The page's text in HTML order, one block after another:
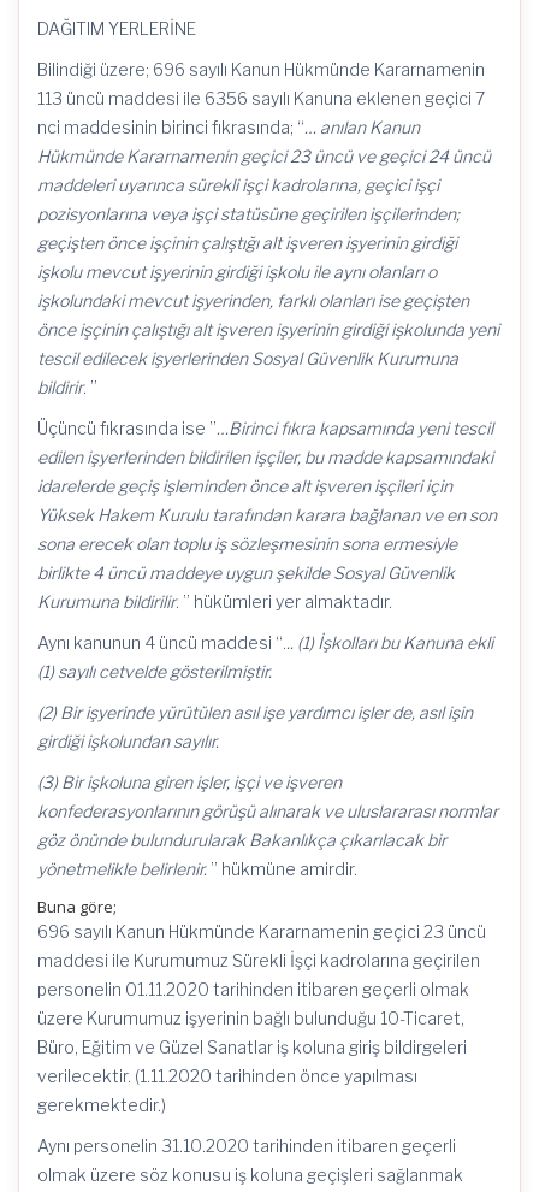
DAĞITIM YERLERİNE
Bilindiği üzere; 696 sayılı Kanun Hükmünde Kararnamenin
113 üncü maddesi ile 6356 sayılı Kanuna eklenen geçici 7
nci maddesinin birinci fıkrasında; “… anılan Kanun
Hükmünde Kararnamenin geçici 23 üncü ve geçici 24 üncü
maddeleri uyarınca sürekli işçi kadrolarına, geçici işçi
pozisyonlarına veya işçi statüsüne geçirilen işçilerinden;
geçişten önce işçinin çalıştığı alt işveren işyerinin girdiği
işkolu mevcut işyerinin girdiği işkolu ile aynı olanları o
işkolundaki mevcut işyerinden, farklı olanları ise geçişten
önce işçinin çalıştığı alt işveren işyerinin girdiği işkolunda yeni
tescil edilecek işyerlerinden Sosyal Güvenlik Kurumuna
bildirir. ”
Üçüncü fıkrasında ise ”…Birinci fıkra kapsamında yeni tescil
edilen işyerlerinden bildirilen işçiler, bu madde kapsamındaki
idarelerde geçiş işleminden önce alt işveren işçileri için
Yüksek Hakem Kurulu tarafından karara bağlanan ve en son
sona erecek olan toplu iş sözleşmesinin sona ermesiyle
birlikte 4 üncü maddeye uygun şekilde Sosyal Güvenlik
Kurumuna bildirilir. ” hükümleri yer almaktadır.
Aynı kanunun 4 üncü maddesi “... (1) İşkolları bu Kanuna ekli
(1) sayılı cetvelde gösterilmiştir.
(2) Bir işyerinde yürütülen asıl işe yardımcı işler de, asıl işin
girdiği işkolundan sayılır.
(3) Bir işkoluna giren işler, işçi ve işveren
konfederasyonlarının görüşü alınarak ve uluslararası normlar
göz önünde bulundurularak Bakanlıkça çıkarılacak bir
yönetmelikle belirlenir. ” hükmüne amirdir.
Buna göre;
696 sayılı Kanun Hükmünde Kararnamenin geçici 23 üncü
maddesi ile Kurumumuz Sürekli İşçi kadrolarına geçirilen
personelin 01.11.2020 tarihinden itibaren geçerli olmak
üzere Kurumumuz işyerinin bağlı bulunduğu 10-Ticaret,
Büro, Eğitim ve Güzel Sanatlar iş koluna giriş bildirgeleri
verilecektir. (1.11.2020 tarihinden önce yapılması
gerekmektedir.)
Aynı personelin 31.10.2020 tarihinden itibaren geçerli
olmak üzere söz konusu iş koluna geçişleri sağlanmak